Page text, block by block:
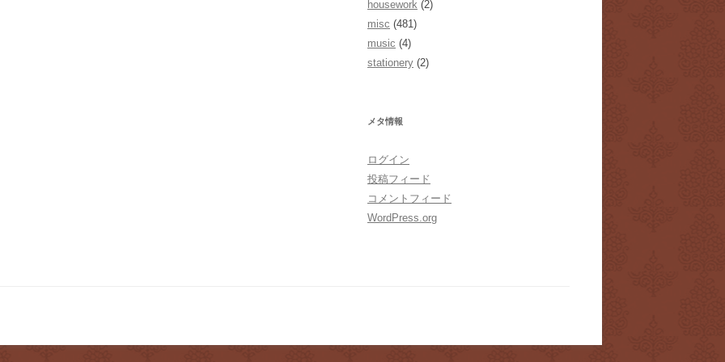
housework (2)
misc (481)
music (4)
stationery (2)
メタ情報
ログイン
投稿フィード
コメントフィード
WordPress.org